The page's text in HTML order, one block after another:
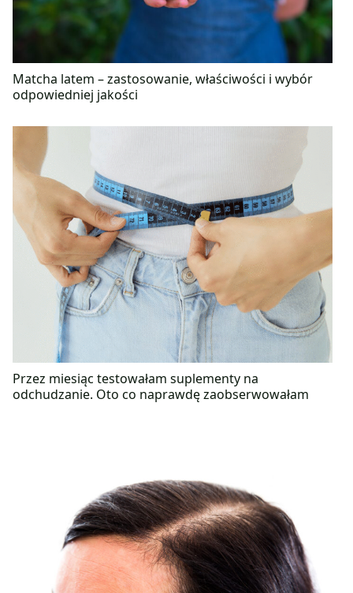
Matcha latem – zastosowanie, właściwości i wybór
odpowiedniej jakości
Przez miesiąc testowałam suplementy na
odchudzanie. Oto co naprawdę zaobserwowałam